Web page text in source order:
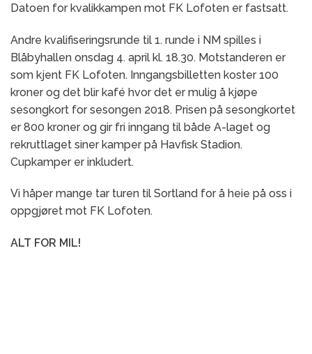
Datoen for kvalikkampen mot FK Lofoten er fastsatt.
Andre kvalifiseringsrunde til 1. runde i NM spilles i
Blåbyhallen onsdag 4. april kl. 18.30. Motstanderen er
som kjent FK Lofoten. Inngangsbilletten koster 100
kroner og det blir kafé hvor det er mulig å kjøpe
sesongkort for sesongen 2018. Prisen på sesongkortet
er 800 kroner og gir fri inngang til både A-laget og
rekruttlaget siner kamper på Havfisk Stadion.
Cupkamper er inkludert.
Vi håper mange tar turen til Sortland for å heie på oss i
oppgjøret mot FK Lofoten.
ALT FOR MIL!